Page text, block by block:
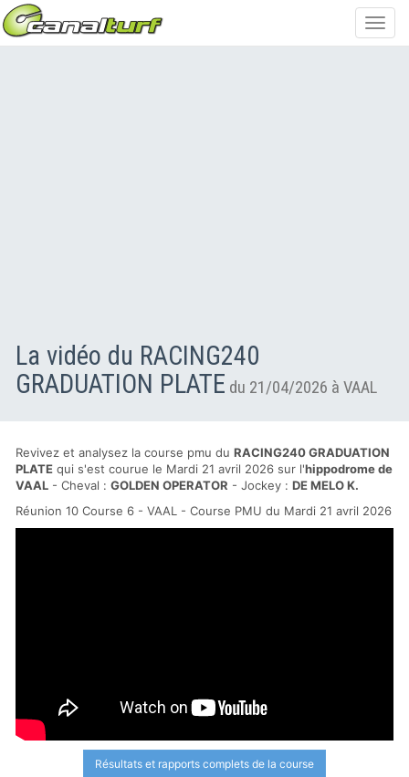
La vidéo du RACING240
GRADUATION PLATE du 21/04/2026 à VAAL
Revivez et analysez la course pmu du RACING240 GRADUATION
PLATE qui s'est courue le Mardi 21 avril 2026 sur l'hippodrome de
VAAL - Cheval : GOLDEN OPERATOR - Jockey : DE MELO K.
Réunion 10 Course 6 - VAAL - Course PMU du Mardi 21 avril 2026
Résultats et rapports complets de la course